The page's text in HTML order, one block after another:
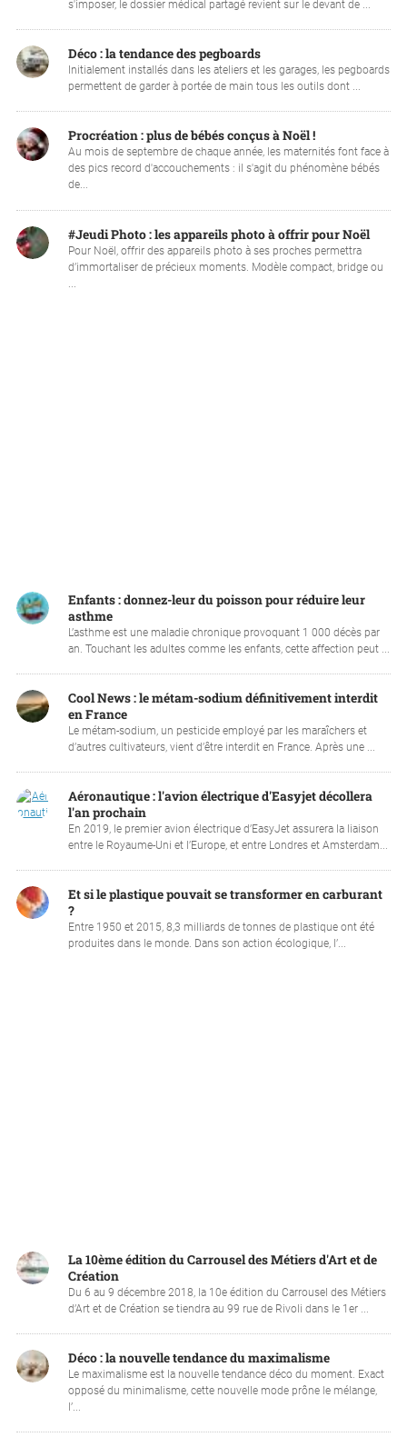
s'imposer, le dossier médical partagé revient sur le devant de ...
Déco : la tendance des pegboards
Initialement installés dans les ateliers et les garages, les pegboards
permettent de garder à portée de main tous les outils dont ...
Procréation : plus de bébés conçus à Noël !
Au mois de septembre de chaque année, les maternités font face à
des pics record d'accouchements : il s'agit du phénomène bébés
de...
#Jeudi Photo : les appareils photo à offrir pour Noël
Pour Noël, offrir des appareils photo à ses proches permettra
d’immortaliser de précieux moments. Modèle compact, bridge ou
Enfants : donnez-leur du poisson pour réduire leur
asthme
L’asthme est une maladie chronique provoquant 1 000 décès par
an. Touchant les adultes comme les enfants, cette affection peut ...
Cool News : le métam-sodium définitivement interdit
en France
Le métam-sodium, un pesticide employé par les maraîchers et
d’autres cultivateurs, vient d’être interdit en France. Après une ...
Aéronautique : l'avion électrique d'Easyjet décollera
l'an prochain
En 2019, le premier avion électrique d’EasyJet assurera la liaison
entre le Royaume-Uni et l’Europe, et entre Londres et Amsterdam...
Et si le plastique pouvait se transformer en carburant
?
Entre 1950 et 2015, 8,3 milliards de tonnes de plastique ont été
produites dans le monde. Dans son action écologique, l’...
La 10ème édition du Carrousel des Métiers d'Art et de
Création
Du 6 au 9 décembre 2018, la 10e édition du Carrousel des Métiers
d’Art et de Création se tiendra au 99 rue de Rivoli dans le 1er ...
Déco : la nouvelle tendance du maximalisme
Le maximalisme est la nouvelle tendance déco du moment. Exact
opposé du minimalisme, cette nouvelle mode prône le mélange,
l’...